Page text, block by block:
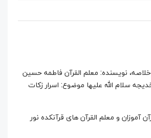
نویسنده: معلم القرآن فاطمه حسین
سلام الله علیها موضوع: اسرار زکات
آموزان و معلم القرآن های قرآنکده نور